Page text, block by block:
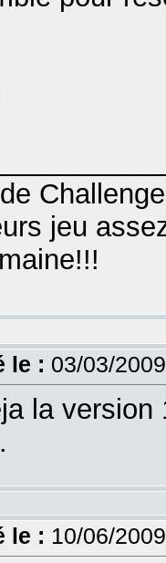
jeu
le : 03/03/
la
le : 10/06/